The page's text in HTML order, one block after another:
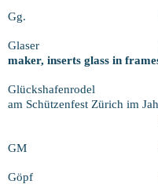
Gg.
Glaser
maker, inserts glass in
Glückshafenrodel
am Schützenfest Zürich im
GM
Göpf